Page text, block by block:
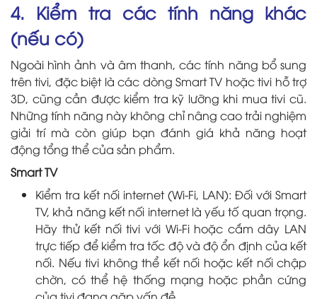
4. Kiểm tra các tính năng khác
(nếu có)
Ngoài hình ảnh và âm thanh, các tính năng bổ sung
trên tivi, đặc biệt là các dòng Smart TV hoặc tivi hỗ trợ
3D, cũng cần được kiểm tra kỹ lưỡng khi mua tivi cũ.
Những tính năng này không chỉ nâng cao trải nghiệm
giải trí mà còn giúp bạn đánh giá khả năng hoạt
động tổng thể của sản phẩm.
Smart TV
Kiểm tra kết nối internet (Wi-Fi, LAN): Đối với Smart
TV, khả năng kết nối internet là yếu tố quan trọng.
Hãy thử kết nối tivi với Wi-Fi hoặc cắm dây LAN
trực tiếp để kiểm tra tốc độ và độ ổn định của kết
nối. Nếu tivi không thể kết nối hoặc kết nối chập
chờn, có thể hệ thống mạng hoặc phần cứng